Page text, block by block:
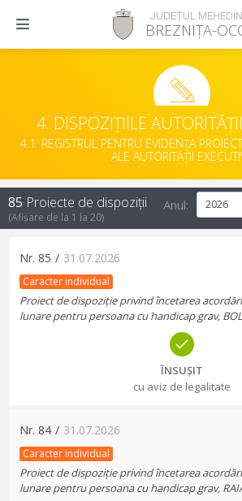
JUDEȚUL
BREZNIȚA-
4. DISPOZIȚIILE
4.1. REGISTRUL PENTRU EVIDENȚA
ALE AUTORITĂȚII
85 Proiecte de dispoziții
(Afișare de la 1 la 20)
Anul:
Nr. 85 / 31.07.2026
Caracter individual
Proiect de dispoziție privind încetarea
lunare pentru persoana cu handicap grav,
ÎNSUȘIT
cu aviz de legalitate
Nr. 84 / 31.07.2026
Caracter individual
Proiect de dispoziție privind încetarea
lunare pentru persoana cu handicap grav,